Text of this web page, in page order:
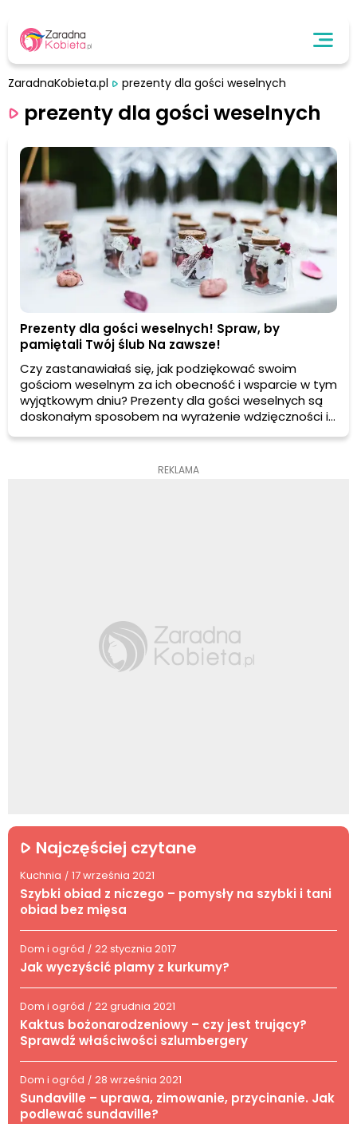
ZaradnaKobieta.pl prezenty dla gości weselnych
prezenty dla gości weselnych
Prezenty dla gości weselnych! Spraw, by
pamiętali Twój ślub Na zawsze!
Czy zastanawiałaś się, jak podziękować swoim
gościom weselnym za ich obecność i wsparcie w tym
wyjątkowym dniu? Prezenty dla gości weselnych są
doskonałym sposobem na wyrażenie wdzięczności i
docenienie ich udziału w naszej ceremonii. Zdradzamy
zachwycą Waszych gości. Jesteście gotowe?
REKLAMA
Najczęściej czytane
Kuchnia / 17 września 2021
Szybki obiad z niczego – pomysły na szybki i tani
obiad bez mięsa
Dom i ogród / 22 stycznia 2017
Jak wyczyścić plamy z kurkumy?
Dom i ogród / 22 grudnia 2021
Kaktus bożonarodzeniowy – czy jest trujący?
Sprawdź właściwości szlumbergery
Dom i ogród / 28 września 2021
Sundaville – uprawa, zimowanie, przycinanie. Jak
podlewać sundaville?